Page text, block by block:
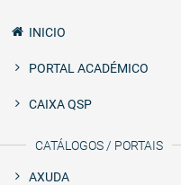
principal
INICIO
PORTAL ACADÉMICO
CAIXA QSP
CATÁLOGOS / PORTAIS
AXUDA